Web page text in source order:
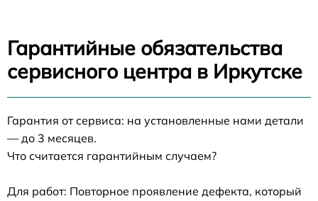
Гарантийные обязательства
сервисного центра в Иркутске
Гарантия от сервиса: на установленные нами детали
— до 3 месяцев.
Что считается гарантийным случаем?
Для работ: Повторное проявление дефекта, который